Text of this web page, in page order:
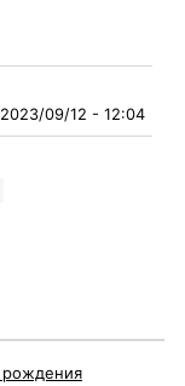
09/12 - 12:04
рождения